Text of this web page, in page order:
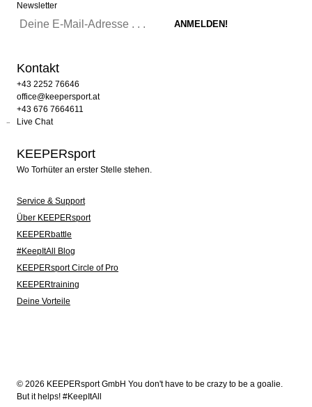
Newsletter
Kontakt
+43 2252 76646
office@keepersport.at
+43 676 7664611
Live Chat
KEEPERsport
Wo Torhüter an erster Stelle stehen.
Service & Support
Über KEEPERsport
KEEPERbattle
#KeepItAll Blog
KEEPERsport Circle of Pro
KEEPERtraining
Deine Vorteile
© 2026 KEEPERsport GmbH You don't have to be crazy to be a goalie.
But it helps! #KeepItAll